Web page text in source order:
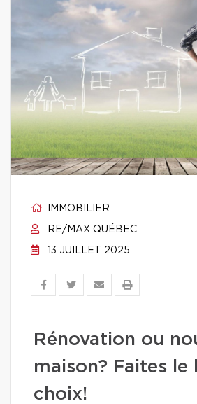
IMMOBILIER
RE/MAX QUÉBEC
13 JUILLET 2025
Rénovation ou
maison? Faites le
choix!